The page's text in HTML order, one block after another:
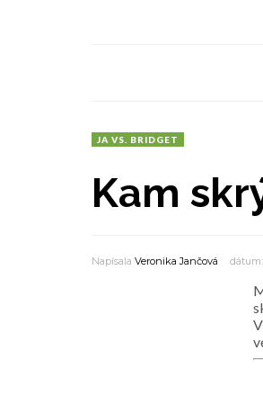
JA VS. BRIDGET
Kam
Napísala Veronika Jančová dátum: